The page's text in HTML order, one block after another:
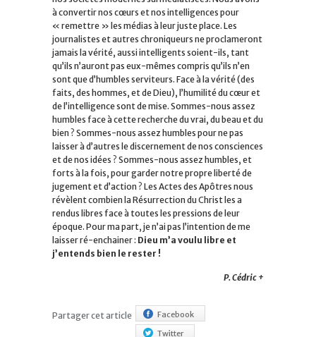
à convertir nos cœurs et nos intelligences pour
« remettre » les médias à leur juste place. Les
journalistes et autres chroniqueurs ne proclameront
jamais la vérité, aussi intelligents soient-ils, tant
qu’ils n’auront pas eux-mêmes compris qu’ils n’en
sont que d’humbles serviteurs. Face à la vérité (des
faits, des hommes, et de Dieu), l’humilité du cœur et
de l’intelligence sont de mise. Sommes-nous assez
humbles face à cette recherche du vrai, du beau et du
bien ? Sommes-nous assez humbles pour ne pas
laisser à d’autres le discernement de nos consciences
et de nos idées ? Sommes-nous assez humbles, et
forts à la fois, pour garder notre propre liberté de
jugement et d’action ? Les Actes des Apôtres nous
révèlent combien la Résurrection du Christ les a
rendus libres face à toutes les pressions de leur
époque. Pour ma part, je n’ai pas l’intention de me
laisser ré-enchainer : Dieu m’a voulu libre et
j’entends bien le rester !
P. Cédric +
Partager cet article
Facebook
Twitter